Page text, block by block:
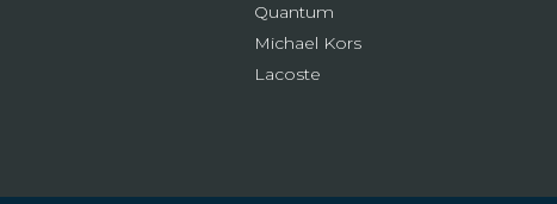
Quantum
Michael Kors
Lacoste